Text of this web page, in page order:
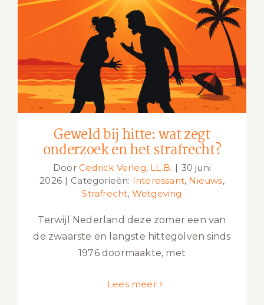
Geweld bij hitte: wat zegt onderzoek
en het strafrecht?
Geweld bij hitte: wat zegt
onderzoek en het strafrecht?
Door Cedrick Verleg, LL.B. | 30 juni
2026 | Categorieën: Interessant, Nieuws,
Strafrecht, Wetgeving
Terwijl Nederland deze zomer een van
de zwaarste en langste hittegolven sinds
1976 doormaakte, met
Lees meer